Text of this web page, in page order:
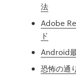
法
Adobe
ド
Android
恐怖の通